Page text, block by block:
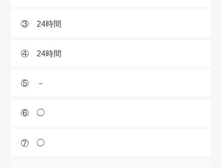
③ 24時間
④ 24時間
⑤ －
⑥ ◯
⑦ ◯